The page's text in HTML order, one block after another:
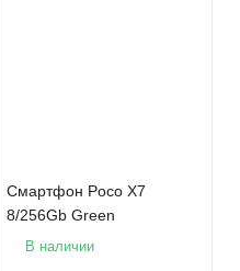
Смартфон Poco X7
8/256Gb Green
В наличии